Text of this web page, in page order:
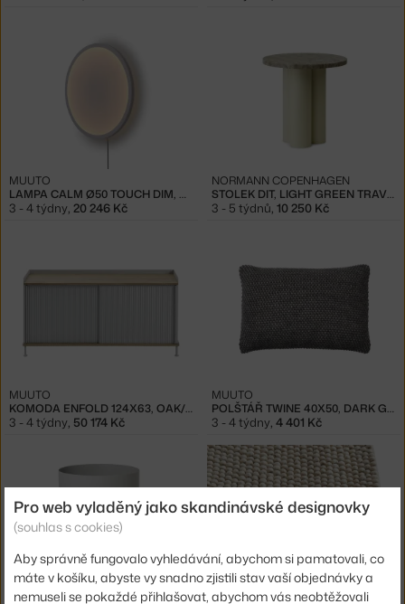
LAMPA CALM Ø50 TOUCH DIM, WHITE / GREY
MUUTO
3 - 4 týdny, 20 246 Kč
STOLEK DIT, LIGHT GREEN TRAVERTINE SILVER
NORMANN COPENHAGEN
3 - 5 týdnů, 10 250 Kč
KOMODA ENFOLD 124X63, OAK/GREY
MUUTO
3 - 4 týdny, 50 174 Kč
POLŠTÁŘ TWINE 40X50, DARK GREY
MUUTO
3 - 4 týdny, 4 401 Kč
Pro web vyladěný jako skandinávské designovky
(souhlas s cookies)
Aby správně fungovalo vyhledávání, abychom si pamatovali, co
máte v košíku, abyste vy snadno zjistili stav vaší objednávky a
nemuseli se pokaždé přihlašovat, abychom vás neobtěžovali